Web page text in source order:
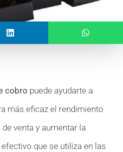
cobro puede ayudarte a
más eficaz el rendimiento
venta y aumentar la
que se utiliza en las